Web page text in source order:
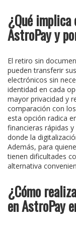
¿Qué
AstroPay y
El retiro sin
pueden transferir
electrónicos sin
identidad en cada
mayor privacidad y
comparación con
esta opción radica
financieras rápidas
donde la
Además, para
tienen dificultades
alternativa
¿Cómo
en AstroPay